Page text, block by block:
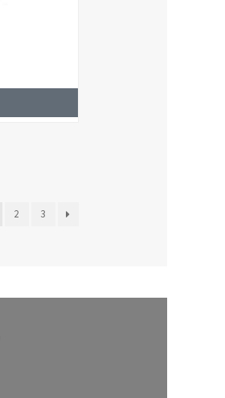
2 3